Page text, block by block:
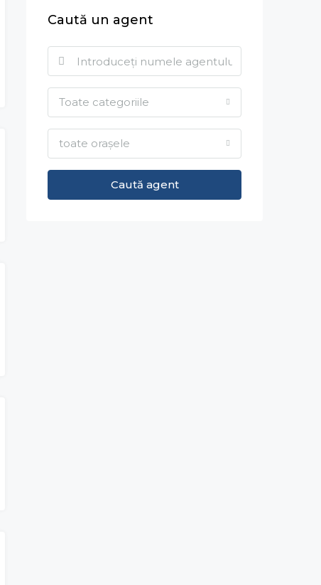
Caută un agent
Toate categoriile
toate orașele
Caută agent